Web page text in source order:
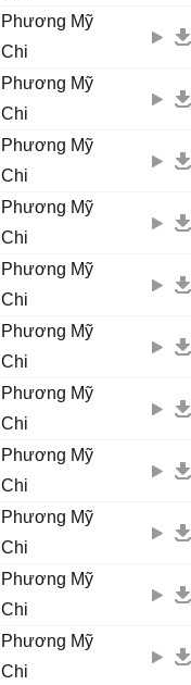
Phương Mỹ
Chi
Phương Mỹ
Chi
Phương Mỹ
Chi
Phương Mỹ
Chi
Phương Mỹ
Chi
Phương Mỹ
Chi
Phương Mỹ
Chi
Phương Mỹ
Chi
Phương Mỹ
Chi
Phương Mỹ
Chi
Phương Mỹ
Chi